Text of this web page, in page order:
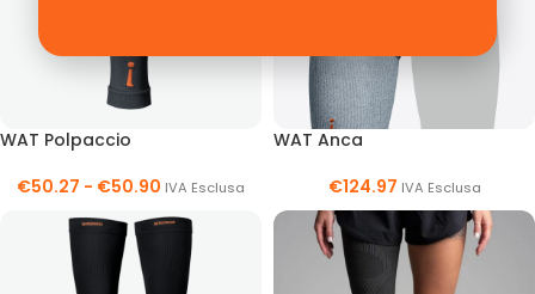
WAT Polpaccio
€50.27 - €50.90 IVA Esclusa
WAT Anca
€124.97 IVA Esclusa